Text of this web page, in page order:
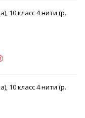
10 класс 4 нити (р.
10 класс 4 нити (р.